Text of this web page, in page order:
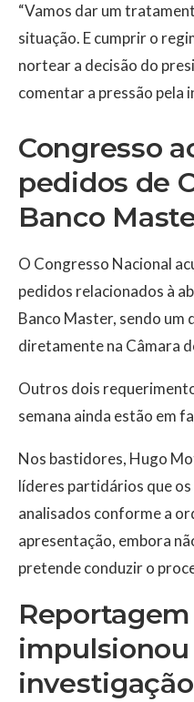
“Vamos dar um
situação. E cumprir o
nortear a decisão do
comentar a pressão pela
Congresso
pedidos de
Banco
O Congresso Nacional
pedidos relacionados à
Banco Master, sendo um
diretamente na Câmara
Outros dois
semana ainda estão em
Nos bastidores, Hugo
líderes partidários que
analisados conforme a
apresentação, embora
pretende conduzir o
investigação